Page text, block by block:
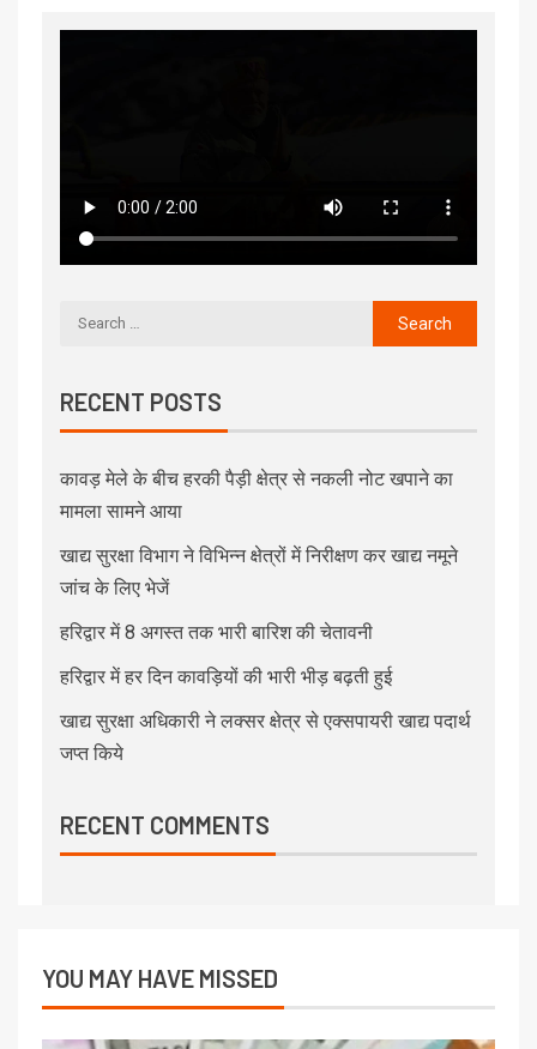
RECENT POSTS
कावड़ मेले के बीच हरकी पैड़ी क्षेत्र से नकली नोट खपाने का
मामला सामने आया
खाद्य सुरक्षा विभाग ने विभिन्न क्षेत्रों में निरीक्षण कर खाद्य नमूने
जांच के लिए भेजें
हरिद्वार में 8 अगस्त तक भारी बारिश की चेतावनी
हरिद्वार में हर दिन कावड़ियों की भारी भीड़ बढ़ती हुई
खाद्य सुरक्षा अधिकारी ने लक्सर क्षेत्र से एक्सपायरी खाद्य पदार्थ
जप्त किये
RECENT COMMENTS
YOU MAY HAVE MISSED